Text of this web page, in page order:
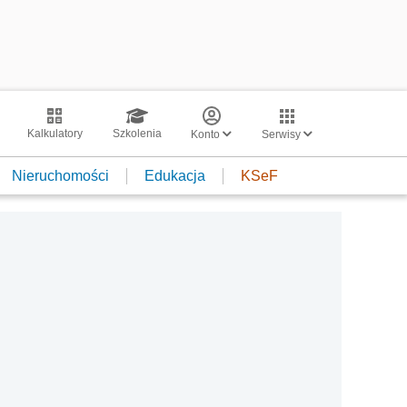
Kalkulatory Szkolenia Konto Serwisy
Nieruchomości Edukacja KSeF